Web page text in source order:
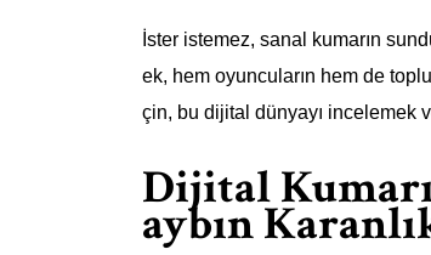
İster istemez, sanal kumarın
ek, hem oyuncuların hem de
çin, bu dijital dünyayı incelemek
Dijital
aybın